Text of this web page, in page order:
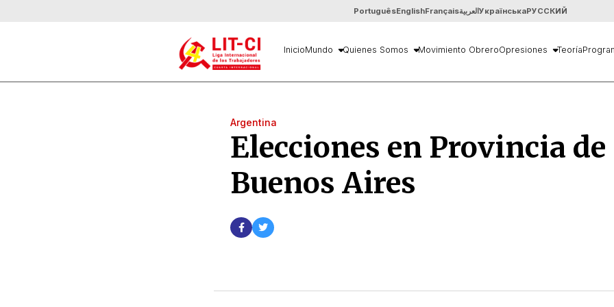
PortuguêsEnglishFrançaisالعربيةУкраїнськаРУССКИЙ
InicioMundo Quienes Somos Movimiento ObreroOpresiones Teoría
Argentina
Elecciones en Provincia de
Buenos Aires